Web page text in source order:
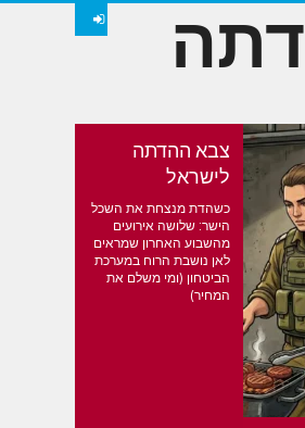
דתה
צבא ההדתה
לישראל
כשהדת מנצחת את השכל
הישר: שלושה אירועים
מהשבוע האחרון שמראים
לאן נושבת הרוח במערכת
הביטחון (ומי משלם את
המחיר)